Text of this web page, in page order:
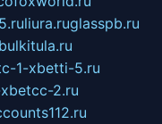
liura.ruglasspb.ru
bulkitula.ru
1-xbetti-5.ru
2.ru